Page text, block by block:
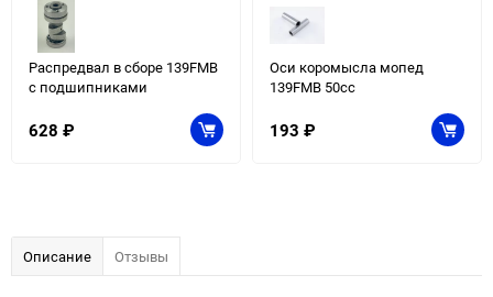
Распредвал в сборе 139FMB
с подшипниками
628 ₽
Оси коромысла мопед
139FMB 50cc
193 ₽
Описание Отзывы